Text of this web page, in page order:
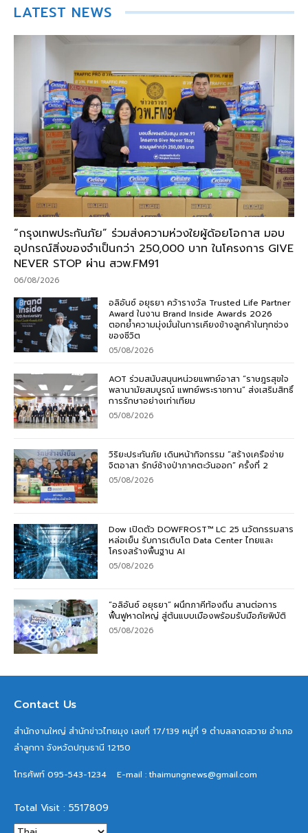
LATEST NEWS
“กรุงเทพประกันภัย” ร่วมส่งความห่วงใยผู้ด้อยโอกาส มอบ
อุปกรณ์สิ่งของจำเป็นกว่า 250,000 บาท ในโครงการ GIVE
NEVER STOP ผ่าน สวพ.FM91
06/08/2026
อลิอันซ์ อยุธยา คว้ารางวัล Trusted Life Partner
Award ในงาน Brand Inside Awards 2026
ตอกย้ำความมุ่งมั่นในการเคียงข้างลูกค้าในทุกช่วง
ของชีวิต
05/08/2026
AOT ร่วมสนับสนุนหน่วยแพทย์อาสา “ราษฎรสุขใจ
พลานามัยสมบูรณ์ แพทย์พระราชทาน” ส่งเสริมสิทธิ์
การรักษาอย่างเท่าเทียม
05/08/2026
วิริยะประกันภัย เดินหน้ากิจกรรม “สร้างเครือข่าย
จิตอาสา รักษ์ช้างป่าภาคตะวันออก” ครั้งที่ 2
05/08/2026
Dow เปิดตัว DOWFROST™ LC 25 นวัตกรรมสาร
หล่อเย็น รับการเติบโต Data Center ไทยและ
โครงสร้างพื้นฐาน AI
05/08/2026
“อลิอันซ์ อยุธยา” ผนึกภาคีท้องถิ่น สานต่อการ
ฟื้นฟูหาดใหญ่ สู่ต้นแบบเมืองพร้อมรับมือภัยพิบัติ
05/08/2026
Contact Us
สำนักงานใหญ่ สำนักข่าวไทยมุง เลขที่ 17/139 หมู่ที่ 9 ตำบลลาดสวาย อำเภอ
ลำลูกกา จังหวัดปทุมธานี 12150
โทรศัพท์ 095-543-1234 E-mail : thaimungnews@gmail.com
Total Visit : 5517809